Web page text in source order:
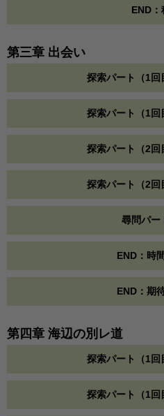
END：
第三章 出会い
探索パート（1回
探索パート（1回
探索パート（2回
探索パート（2回
尋問パー
END：時
END：期
第四章 海辺の別レ道
探索パート（1回
探索パート（1回